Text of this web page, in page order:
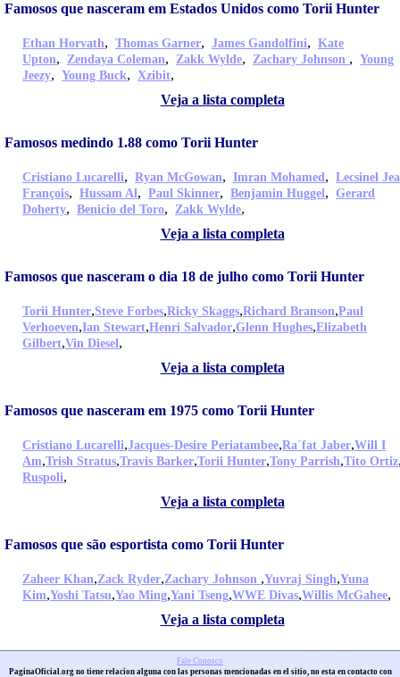
Famosos que nasceram em Estados Unidos como Torii Hunter
Ethan Horvath, Thomas Garner, James Gandolfini, Kate
Upton, Zendaya Coleman, Zakk Wylde, Zachary Johnson , Young
Jeezy, Young Buck, Xzibit,
Veja a lista completa
Famosos medindo 1.88 como Torii Hunter
Cristiano Lucarelli, Ryan McGowan, Imran Mohamed, Lecsinel
François, Hussam Al, Paul Skinner, Benjamin Huggel, Gerard
Doherty, Benicio del Toro, Zakk Wylde,
Veja a lista completa
Famosos que nasceram o dia 18 de julho como Torii Hunter
Torii Hunter,Steve Forbes,Ricky Skaggs,Richard Branson,Paul
Verhoeven,Ian Stewart,Henri Salvador,Glenn Hughes,Elizabeth
Gilbert,Vin Diesel,
Veja a lista completa
Famosos que nasceram em 1975 como Torii Hunter
Cristiano Lucarelli,Jacques-Desire Periatambee,Ra´fat Jaber,Will I
Am,Trish Stratus,Travis Barker,Torii Hunter,Tony Parrish,Tito Ortiz
Ruspoli,
Veja a lista completa
Famosos que são esportista como Torii Hunter
Zaheer Khan,Zack Ryder,Zachary Johnson ,Yuvraj Singh,Yuna
Kim,Yoshi Tatsu,Yao Ming,Yani Tseng,WWE Divas,Willis McGahee,
Veja a lista completa
Fale Conosco
PaginaOficial.org no tiene relacion alguna con las personas mencionadas en el sitio, no esta en contacto con